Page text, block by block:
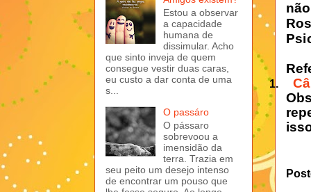
1.
Estou a observar
a capacidade
humana de
dissimular. Acho
que sinto inveja de quem
consegue vestir duas caras,
eu custo a dar conta de uma
s...
O passáro
O pássaro
sobrevoou a
imensidão da
terra. Trazia em
seu peito um desejo intenso
de encontrar um pouso que